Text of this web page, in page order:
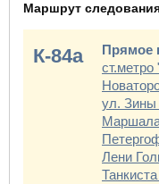
Маршрут
К-84а
Прямое
ст.метро
ул. Зины
Лени